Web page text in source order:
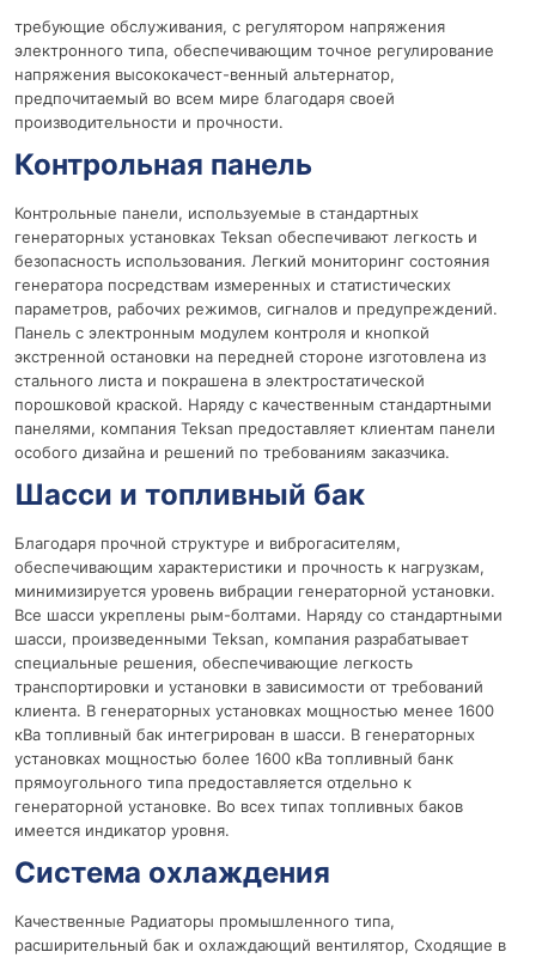
требующие обслуживания, с регулятором напряжения
электронного типа, обеспечивающим точное регулирование
напряжения высококачест-венный альтернатор,
предпочитаемый во всем мире благодаря своей
производительности и прочности.
Контрольная панель
Контрольные панели, используемые в стандартных
генераторных установках Teksan обеспечивают легкость и
безопасность использования. Легкий мониторинг состояния
генератора посредствам измеренных и статистических
параметров, рабочих режимов, сигналов и предупреждений.
Панель с электронным модулем контроля и кнопкой
экстренной остановки на передней стороне изготовлена из
стального листа и покрашена в электростатической
порошковой краской. Наряду с качественным стандартными
панелями, компания Teksan предоставляет клиентам панели
особого дизайна и решений по требованиям заказчика.
Шасси и топливный бак
Благодаря прочной структуре и виброгасителям,
обеспечивающим характеристики и прочность к нагрузкам,
минимизируется уровень вибрации генераторной установки.
Все шасси укреплены рым-болтами. Наряду со стандартными
шасси, произведенными Teksan, компания разрабатывает
специальные решения, обеспечивающие легкость
транспортировки и установки в зависимости от требований
клиента. В генераторных установках мощностью менее 1600
кВа топливный бак интегрирован в шасси. В генераторных
установках мощностью более 1600 кВа топливный банк
прямоугольного типа предоставляется отдельно к
генераторной установке. Во всех типах топливных баков
имеется индикатор уровня.
Система охлаждения
Качественные Радиаторы промышленного типа,
расширительный бак и охлаждающий вентилятор, Сходящие в